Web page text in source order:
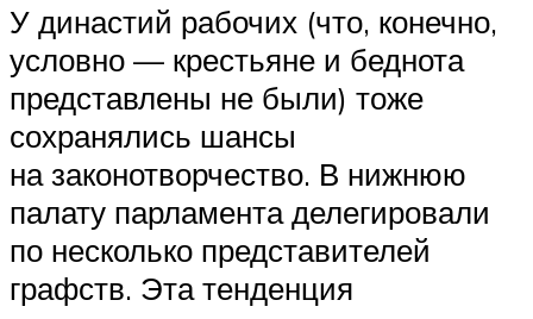
У династий рабочих (что, конечно,
условно — крестьяне и беднота
представлены не были) тоже
сохранялись шансы
на законотворчество. В нижнюю
палату парламента делегировали
по несколько представителей
графств. Эта тенденция